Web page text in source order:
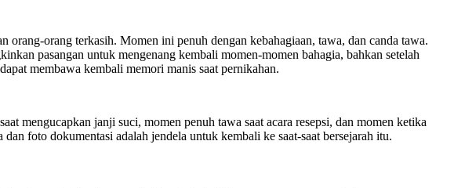
orang-orang terkasih. Momen ini penuh dengan kebahagiaan, tawa, dan canda tawa.
pasangan untuk mengenang kembali momen-momen bahagia, bahkan setelah
membawa kembali memori manis saat pernikahan.
mengucapkan janji suci, momen penuh tawa saat acara resepsi, dan momen ketika
foto dokumentasi adalah jendela untuk kembali ke saat-saat bersejarah itu.